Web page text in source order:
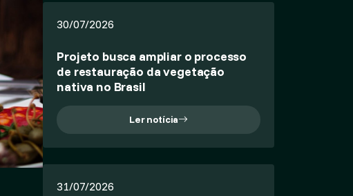
30/07/2026
Projeto busca ampliar o processo
de restauração da vegetação
nativa no Brasil
Ler notícia
31/07/2026